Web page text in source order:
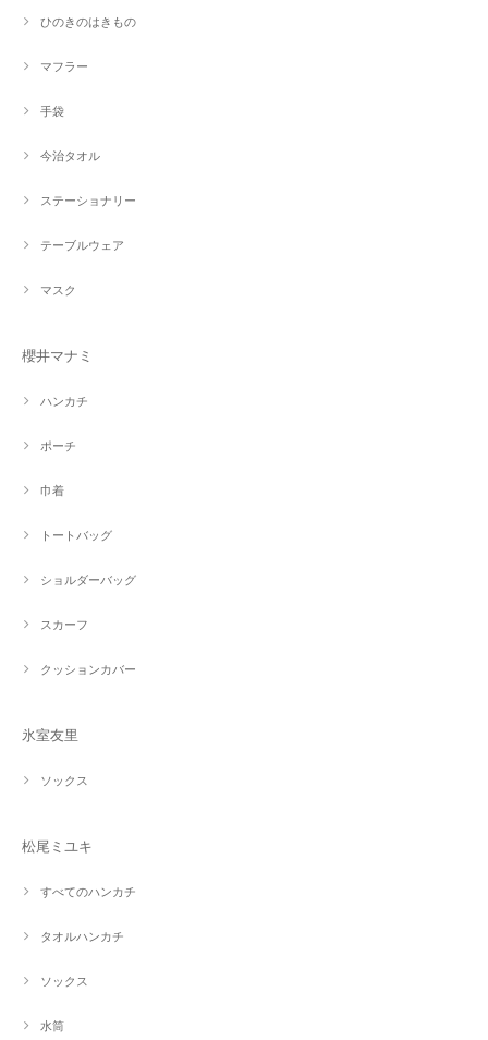
ひのきのはきもの
マフラー
手袋
今治タオル
ステーショナリー
テーブルウェア
マスク
櫻井マナミ
ハンカチ
ポーチ
巾着
トートバッグ
ショルダーバッグ
スカーフ
クッションカバー
氷室友里
ソックス
松尾ミユキ
すべてのハンカチ
タオルハンカチ
ソックス
水筒